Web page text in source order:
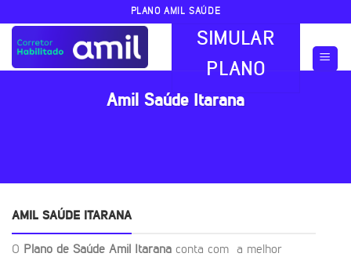
content
PLANO AMIL SAÚDE
SIMULAR
PLANO
Amil Saúde Itarana
AMIL SAÚDE ITARANA
O Plano de Saúde Amil Itarana conta com a melhor